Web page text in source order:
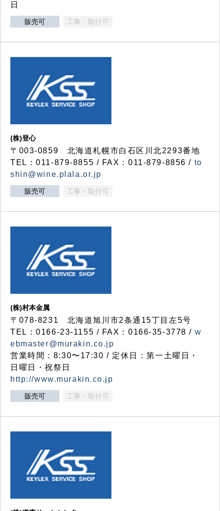
日
販売可 工事・取付可
(株)登心
〒003-0859 北海道札幌市白石区川北2293番地
TEL：011-879-8855 / FAX：011-879-8856 / to
shin@wine.plala.or.jp
販売可 工事・取付可
(株)村本金属
〒078-8231 北海道旭川市2条通15丁目左5号
TEL：0166-23-1155 / FAX：0166-35-3778 / w
ebmaster@murakin.co.jp
営業時間：8:30〜17:30 / 定休日：第一土曜日・
日曜日・祝祭日
http://www.murakin.co.jp
販売可 工事・取付可